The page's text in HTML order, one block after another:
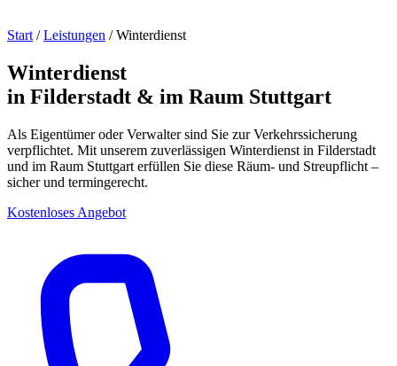
Start / Leistungen / Winterdienst
Winterdienst
in Filderstadt & im Raum Stuttgart
Als Eigentümer oder Verwalter sind Sie zur Verkehrssicherung
verpflichtet. Mit unserem zuverlässigen Winterdienst in Filderstadt
und im Raum Stuttgart erfüllen Sie diese Räum- und Streupflicht –
sicher und termingerecht.
Kostenloses Angebot